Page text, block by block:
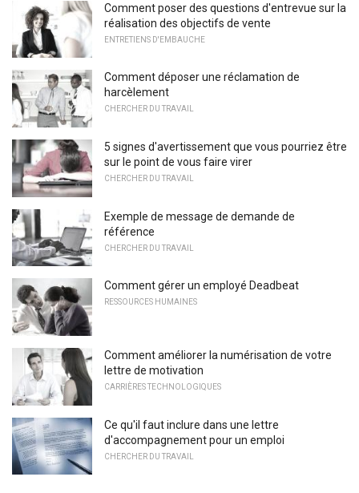
Comment poser des questions d'entrevue sur la
réalisation des objectifs de vente
ENTRETIENS D'EMBAUCHE
Comment déposer une réclamation de
harcèlement
CHERCHER DU TRAVAIL
5 signes d'avertissement que vous pourriez être
sur le point de vous faire virer
CHERCHER DU TRAVAIL
Exemple de message de demande de
référence
CHERCHER DU TRAVAIL
Comment gérer un employé Deadbeat
RESSOURCES HUMAINES
Comment améliorer la numérisation de votre
lettre de motivation
CARRIÈRES TECHNOLOGIQUES
Ce qu'il faut inclure dans une lettre
d'accompagnement pour un emploi
CHERCHER DU TRAVAIL